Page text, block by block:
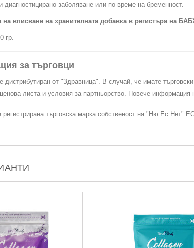
диагностицирано заболяване или по време на бременност.
на вписване на хранителната добавка в регистъра на
гр.
за търговци
дистрибутиран от "Здравница". В случай, че имате
листа и условия за партньорство. Повече информация
регистрирана търговска марка собственост на "Ню Ес Нет"